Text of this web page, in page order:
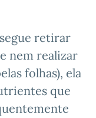
retirar
nem realizar
folhas), ela
que